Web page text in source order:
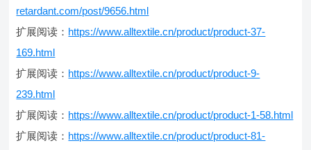
retardant.com/post/9656.html
扩展阅读： https://www.alltextile.cn/product/product-37-
169.html
扩展阅读： https://www.alltextile.cn/product/product-9-
239.html
扩展阅读： https://www.alltextile.cn/product/product-1-58.html
扩展阅读： https://www.alltextile.cn/product/product-81-